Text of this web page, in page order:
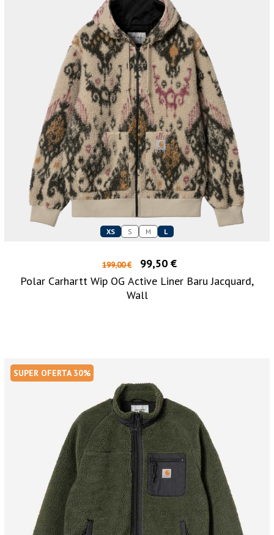
XS S M L
199,00 €
99,50 €
Polar Carhartt Wip OG Active Liner Baru Jacquard,
Wall
SUPER OFERTA 30%